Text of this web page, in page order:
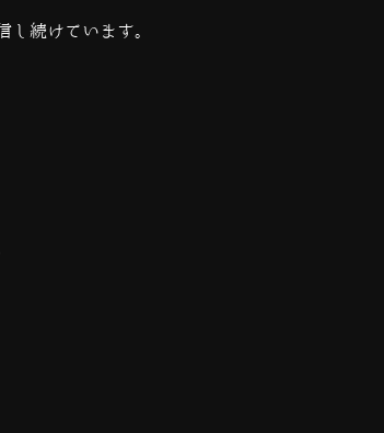
続けています。